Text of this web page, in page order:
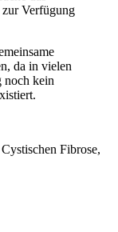
zur Verfügung
da in vielen
noch kein
Fibrose,